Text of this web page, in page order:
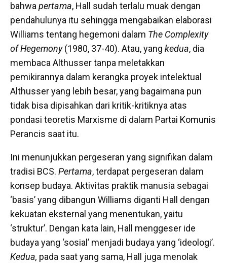
bahwapertama, Hall sudah terlalu muak dengan
pendahulunya itu sehingga mengabaikan elaborasi
Williams tentang hegemoni dalam The Complexity
of Hegemony(1980, 37-40). Atau, yang kedua, dia
membaca Althusser tanpa meletakkan
pemikirannya dalam kerangka proyek intelektual
Althusser yang lebih besar, yang bagaimana pun
tidak bisa dipisahkan dari kritik-kritiknya atas
pondasi teoretis Marxisme di dalam Partai Komunis
Perancis saat itu.
Ini menunjukkan pergeseran yang signifikan dalam
tradisi BCS. Pertama, terdapat pergeseran dalam
konsep budaya. Aktivitas praktik manusia sebagai
‘basis’ yang dibangun Williams diganti Hall dengan
kekuatan eksternal yang menentukan, yaitu
‘struktur’. Dengan kata lain, Hall menggeser ide
budaya yang ‘sosial’ menjadi budaya yang ‘ideologi’.
Kedua, pada saat yang sama, Hall juga menolak